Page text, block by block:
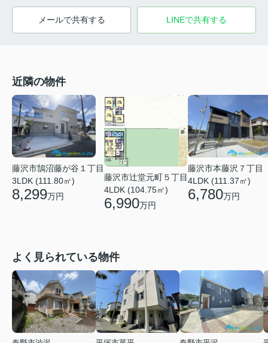
メールで共有する LINEで共有する
近隣の物件
藤沢市鵠沼藤が谷１丁目
3LDK (111.80㎡)
8,299万円
藤沢市辻堂元町５丁目
4LDK (104.75㎡)
6,990万円
藤沢市本藤沢７丁目
4LDK (111.37㎡)
6,780万円
よく見られている物件